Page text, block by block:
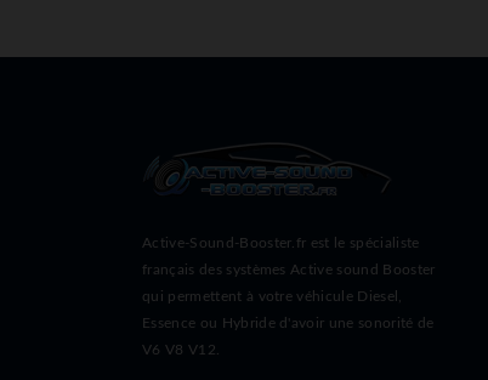
Active-Sound-Booster.fr est le spécialiste
français des systèmes Active sound Booster
qui permettent à votre véhicule Diesel,
Essence ou Hybride d'avoir une sonorité de
V6 V8 V12.